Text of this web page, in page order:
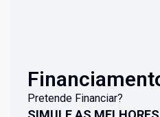
Pretende Financiar?